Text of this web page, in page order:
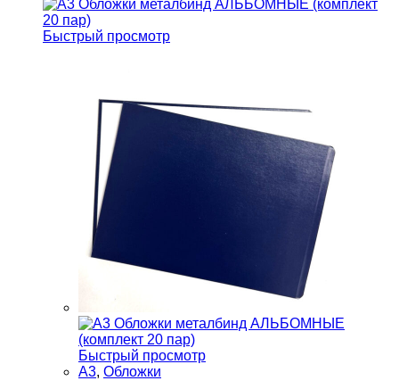
Быстрый просмотр
Быстрый просмотр
А3, Обложки